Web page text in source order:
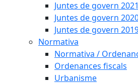
Juntes de govern 2021
Juntes de govern
Juntes de govern
Normativa
Normativa /
Ordenances fiscals
Urbanisme